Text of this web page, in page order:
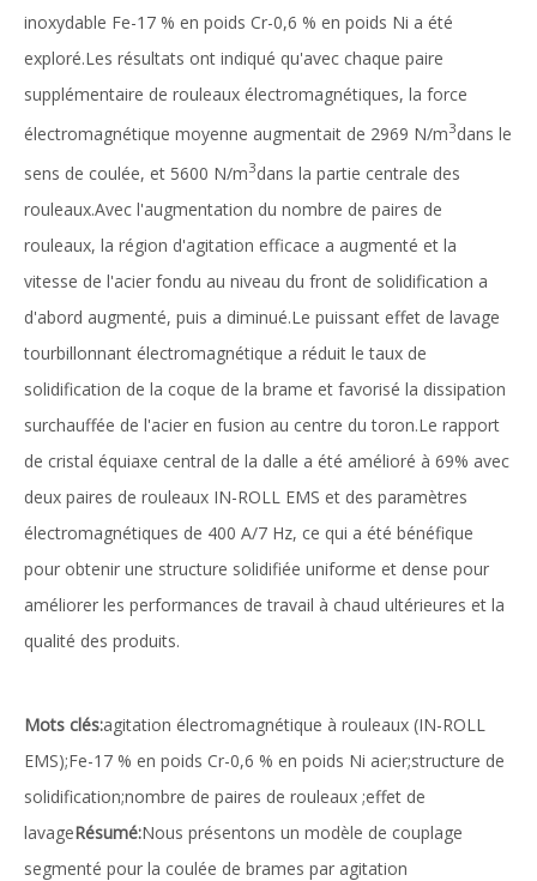
inoxydable Fe-17 % en poids Cr-0,6 % en poids Ni a été
exploré.Les résultats ont indiqué qu'avec chaque paire
supplémentaire de rouleaux électromagnétiques, la force
électromagnétique moyenne augmentait de 2969 N/m3dans le
sens de coulée, et 5600 N/m3dans la partie centrale des
rouleaux.Avec l'augmentation du nombre de paires de
rouleaux, la région d'agitation efficace a augmenté et la
vitesse de l'acier fondu au niveau du front de solidification a
d'abord augmenté, puis a diminué.Le puissant effet de lavage
tourbillonnant électromagnétique a réduit le taux de
solidification de la coque de la brame et favorisé la dissipation
surchauffée de l'acier en fusion au centre du toron.Le rapport
de cristal équiaxe central de la dalle a été amélioré à 69% avec
deux paires de rouleaux IN-ROLL EMS et des paramètres
électromagnétiques de 400 A/7 Hz, ce qui a été bénéfique
pour obtenir une structure solidifiée uniforme et dense pour
améliorer les performances de travail à chaud ultérieures et la
qualité des produits.
Mots clés:agitation électromagnétique à rouleaux (IN-ROLL
EMS);Fe-17 % en poids Cr-0,6 % en poids Ni acier;structure de
solidification;nombre de paires de rouleaux ;effet de
lavageRésumé:Nous présentons un modèle de couplage
segmenté pour la coulée de brames par agitation